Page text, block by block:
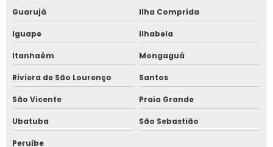
Janela de vidro triplo em sp
Janelas antirruído para escritório
Janelas para conforto acústico
Perfil acústico
Guarujá Ilha Comprida
Iguape Ilhabela
Itanhaém Mongaguá
Riviera de São Lourenço Santos
São Vicente Praia Grande
Ubatuba São Sebastião
Peruíbe